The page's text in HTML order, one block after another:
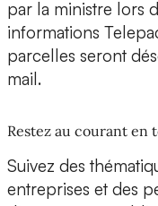
par la ministre lors
informations
parcelles seront
mail.
Restez au courant en
Suivez des
entreprises et des